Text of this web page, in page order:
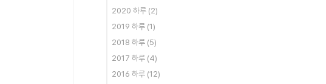
2020 하루 (2)
2019 하루 (1)
2018 하루 (5)
2017 하루 (4)
2016 하루 (12)